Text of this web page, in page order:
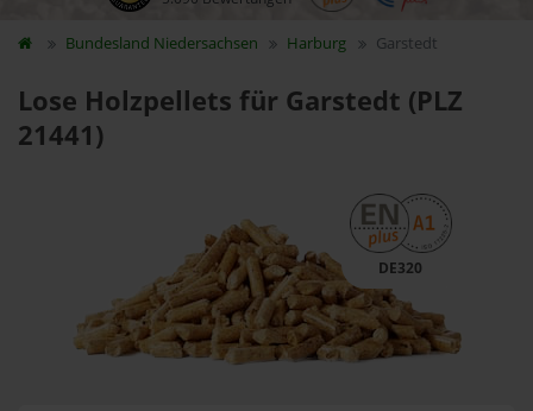
Bundesland Niedersachsen Harburg Garstedt
Lose Holzpellets für Garstedt (PLZ
21441)
DE320